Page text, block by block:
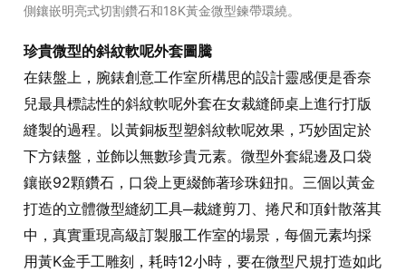
側鑲嵌明亮式切割鑽石和18K黃金微型鍊帶環繞。
珍貴微型的斜紋軟呢外套圖騰
在錶盤上，腕錶創意工作室所構思的設計靈感便是香奈
兒最具標誌性的斜紋軟呢外套在女裁縫師桌上進行打版
縫製的過程。以黃銅板型塑斜紋軟呢效果，巧妙固定於
下方錶盤，並飾以無數珍貴元素。微型外套緄邊及口袋
鑲嵌92顆鑽石，口袋上更綴飾著珍珠鈕扣。三個以黃金
打造的立體微型縫紉工具─裁縫剪刀、捲尺和頂針散落其
中，真實重現高級訂製服工作室的場景，每個元素均採
用黃K金手工雕刻，耗時12小時，要在微型尺規打造如此